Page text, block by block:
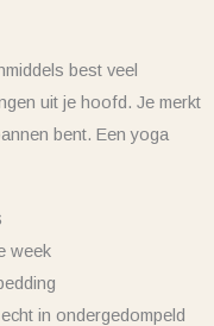
best veel
uit je hoofd. Je merkt
bent. Een yoga
week
in ondergedompeld